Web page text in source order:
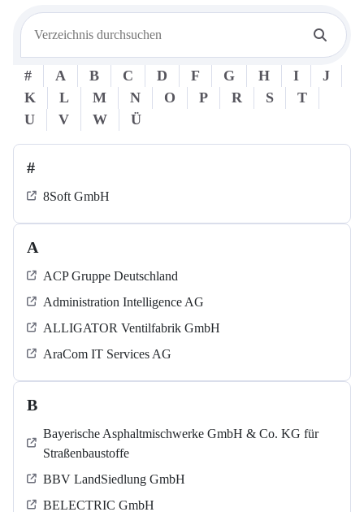
# A B C D F G H I
J
K
L M N O P R S
T
U
V W Ü
#
8Soft GmbH
A
ACP Gruppe Deutschland
Administration Intelligence AG
ALLIGATOR Ventilfabrik GmbH
AraCom IT Services AG
B
Bayerische Asphaltmischwerke GmbH & Co. KG für
Straßenbaustoffe
BBV LandSiedlung GmbH
BELECTRIC GmbH